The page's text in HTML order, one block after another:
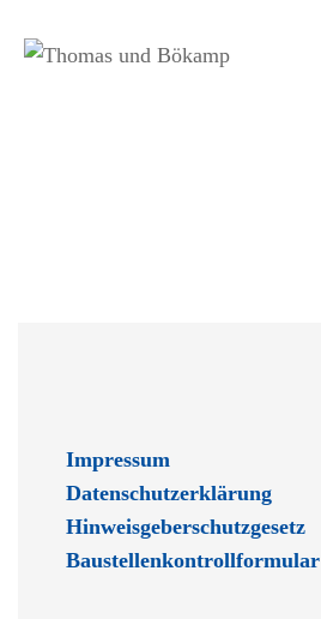
Impressum
Datenschutzerklärung
Hinweisgeberschutzgesetz
Baustellenkontrollformular